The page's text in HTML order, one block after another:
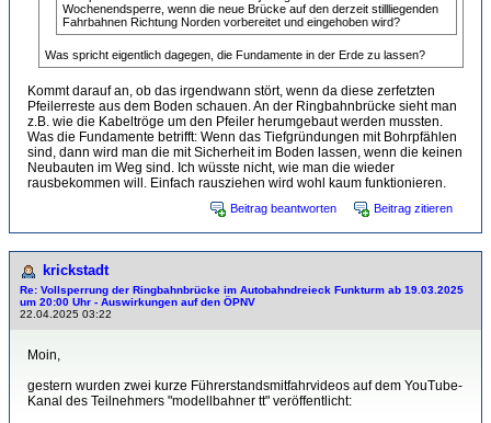
Wochenendsperre, wenn die neue Brücke auf den derzeit stillliegenden
Fahrbahnen Richtung Norden vorbereitet und eingehoben wird?
Was spricht eigentlich dagegen, die Fundamente in der Erde zu lassen?
Kommt darauf an, ob das irgendwann stört, wenn da diese zerfetzten
Pfeilerreste aus dem Boden schauen. An der Ringbahnbrücke sieht man
z.B. wie die Kabeltröge um den Pfeiler herumgebaut werden mussten.
Was die Fundamente betrifft: Wenn das Tiefgründungen mit Bohrpfählen
sind, dann wird man die mit Sicherheit im Boden lassen, wenn die keinen
Neubauten im Weg sind. Ich wüsste nicht, wie man die wieder
rausbekommen will. Einfach rausziehen wird wohl kaum funktionieren.
Beitrag beantworten Beitrag zitieren
krickstadt
Re: Vollsperrung der Ringbahnbrücke im Autobahndreieck Funkturm ab 19.03.2025
um 20:00 Uhr - Auswirkungen auf den ÖPNV
22.04.2025 03:22
Moin,
gestern wurden zwei kurze Führerstandsmitfahrvideos auf dem YouTube-
Kanal des Teilnehmers "modellbahner tt" veröffentlicht: